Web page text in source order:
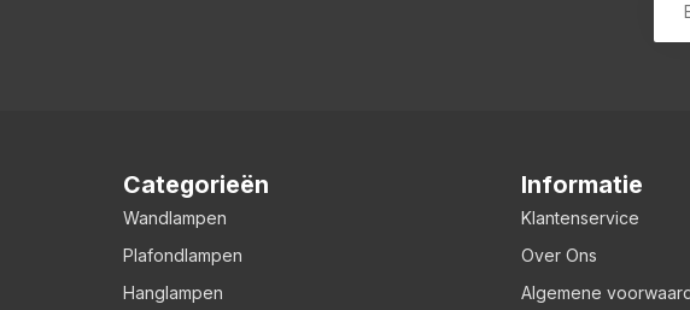
Categorieën
Wandlampen
Plafondlampen
Hanglampen
Informatie
Klantenservice
Over Ons
Algemene